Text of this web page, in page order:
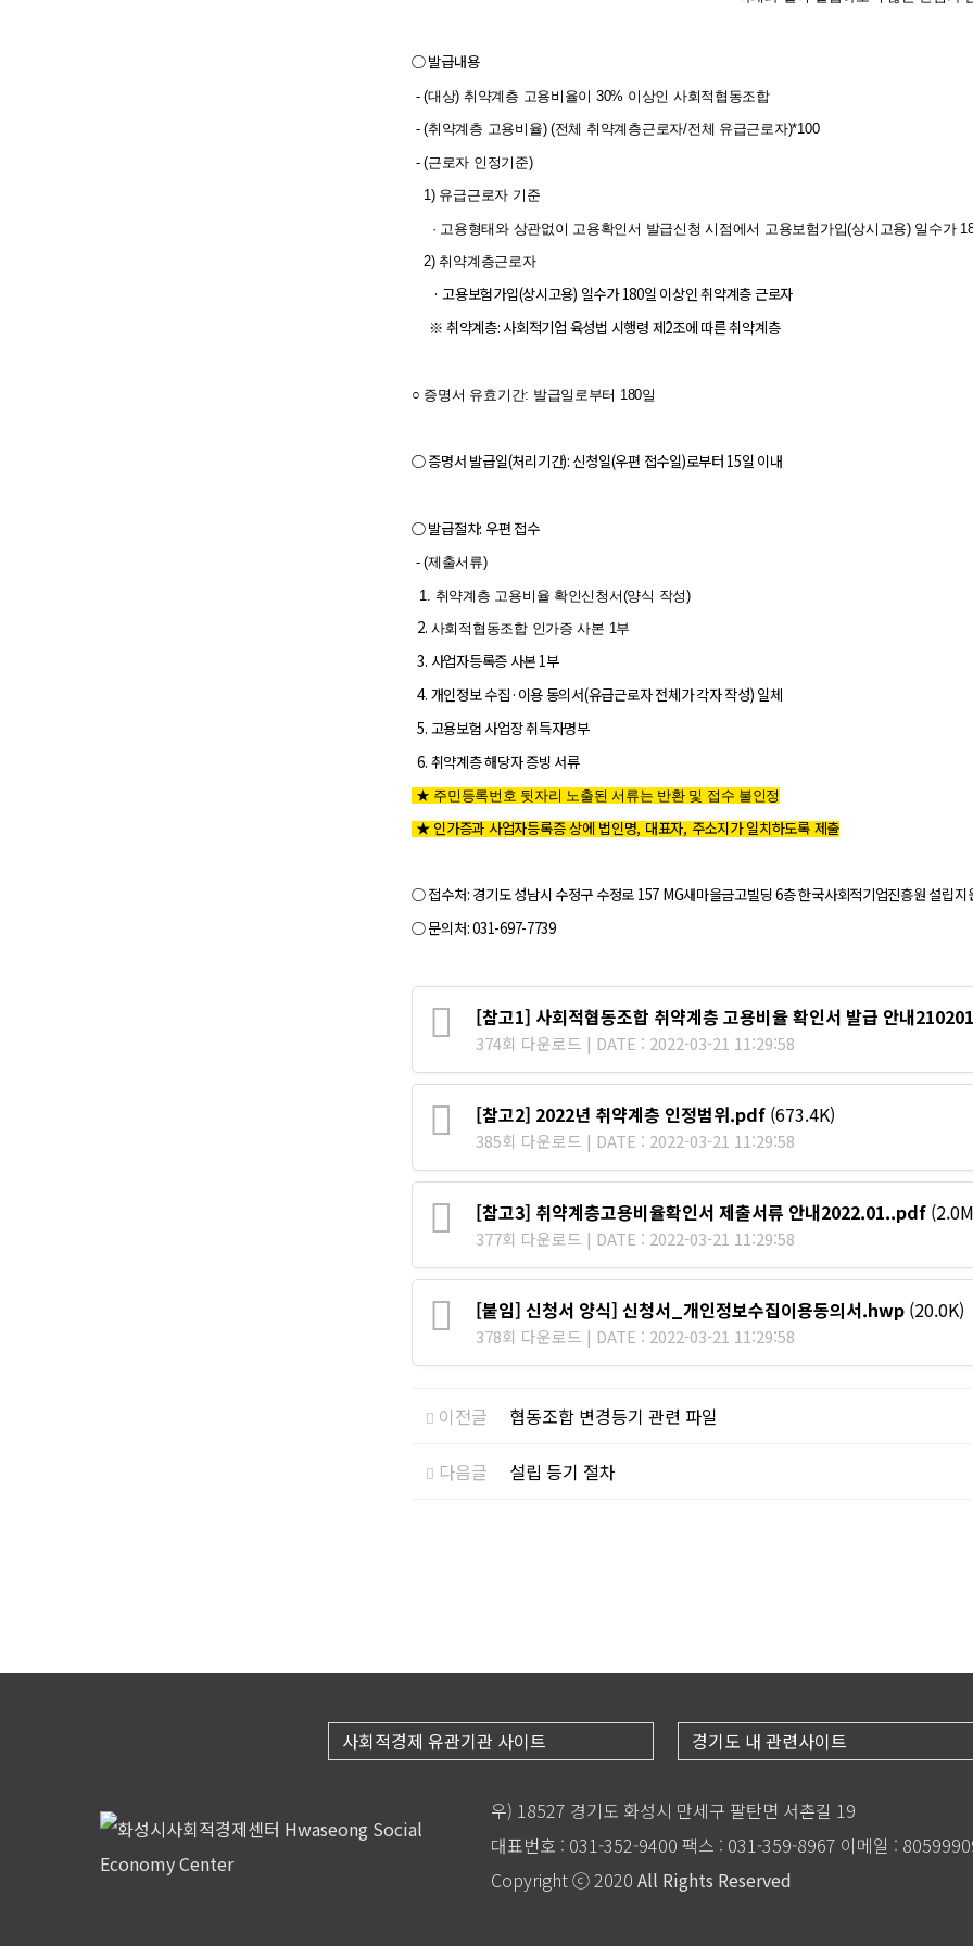
○ 발급내용
- (대상) 취약계층 고용비율이 30% 이상인 사회적협동조합
- (취약계층 고용비율) (전체 취약계층근로자/전체 유급근로자)*100
- (근로자 인정기준)
1) 유급근로자 기준
· 고용형태와 상관없이 고용확인서 발급신청 시점에서 고용보험가입(상시고용) 일수가
2) 취약계층근로자
· 고용보험가입(상시고용) 일수가 180일 이상인 취약계층 근로자
※ 취약계층: 사회적기업 육성법 시행령 제2조에 따른 취약계층
○ 증명서 유효기간: 발급일로부터 180일
○증명서 발급일(처리기간): 신청일(우편 접수일)로부터 15일 이내
○발급절차: 우편 접수
- (제출서류)
1. 취약계층 고용비율 확인신청서(양식 작성)
2. 사회적협동조합 인가증 사본 1부
3. 사업자등록증 사본 1부
4. 개인정보 수집·이용 동의서(유급근로자 전체가 각자 작성) 일체
5. 고용보험 사업장 취득자명부
6. 취약계층 해당자 증빙 서류
★ 주민등록번호 뒷자리 노출된 서류는 반환 및 접수 불인정
★ 인가증과 사업자등록증 상에 법인명, 대표자, 주소지가 일치하도록 제출
○ 접수처: 경기도 성남시 수정구 수정로 157 MG새마을금고빌딩 6층 한국사회적기업진흥원 설립지
○문의처: 031-697-7739
[참고1] 사회적협동조합 취약계층 고용비율 확인서 발급 안내
374회 다운로드 | DATE : 2022-03-21 11:29:58
[참고2] 2022년 취약계층 인정범위.pdf (673.4K)
385회 다운로드 | DATE : 2022-03-21 11:29:58
[참고3] 취약계층고용비율확인서 제출서류 안내2022.01..pdf
377회 다운로드 | DATE : 2022-03-21 11:29:58
[붙임] 신청서 양식] 신청서_개인정보수집이용동의서.hwp (20.0K)
378회 다운로드 | DATE : 2022-03-21 11:29:58
이전글 협동조합 변경등기 관련 파일
다음글 설립 등기 절차
사회적경제 유관기관 사이트 경기도 내 관련사이트
우) 18527 경기도 화성시 만세구 팔탄면 서촌길 19
대표번호 : 031-352-9400 팩스 : 031-359-8967 이메일 :
Copyright ⓒ 2020 All Rights Reserved